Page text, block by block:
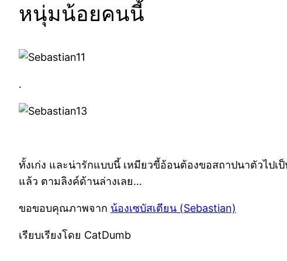
หนุ่มน้อยคนนี้
.
ทั้งเก่ง และน่ารักแบบนี้ เหมียวขี้อ้อนต้องขอสถาปนาตัวไ
แล้ว ตามลิงค์ด้านล่างเลย…
ขอขอบคุณภาพจาก น้องเซบัสเตียน (Sebastian)
เรียบเรียงโดย CatDumb